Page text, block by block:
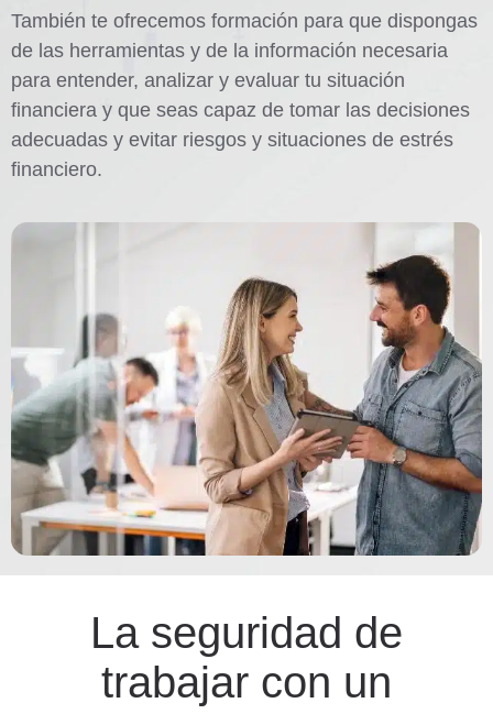
También te ofrecemos formación para que dispongas
de las herramientas y de la información necesaria
para entender, analizar y evaluar tu situación
financiera y que seas capaz de tomar las decisiones
adecuadas y evitar riesgos y situaciones de estrés
financiero.
La seguridad de
trabajar con un